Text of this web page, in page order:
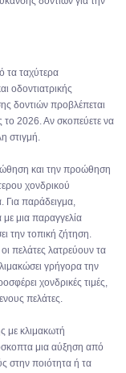
τα ταχύτερα
οδοντιατρικής
δοντιών προβλέπεται
το 2026. Αν σκοπεύετε να
στιγμή.
και την προώθηση
χονδρικού
Για παράδειγμα,
με μια παραγγελία
την τοπική ζήτηση.
πελάτες λατρεύουν τα
γρήγορα την
χονδρικές τιμές,
πελάτες.
με κλιμακωτή
μια αύξηση από
στην ποιότητα ή τα